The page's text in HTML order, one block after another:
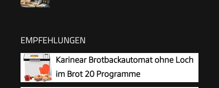
EMPFEHLUNGEN
Karinear Brotbackautomat ohne Loch
im Brot 20 Programme